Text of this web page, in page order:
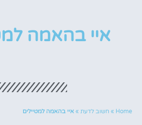
איי בהאמה
Home
» חשוב לדעת » איי בהאמה למטיילים